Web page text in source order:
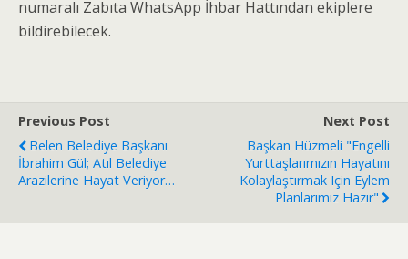
numaralı Zabıta WhatsApp İhbar Hattından ekiplere
bildirebilecek.
Previous Post
Belen Belediye Başkanı
İbrahim Gül; Atıl Belediye
Arazilerine Hayat Veriyor…
Next Post
Başkan Hüzmeli "engelli
Yurttaşlarımızın Hayatını
Kolaylaştırmak Için Eylem
Planlarımız Hazır"